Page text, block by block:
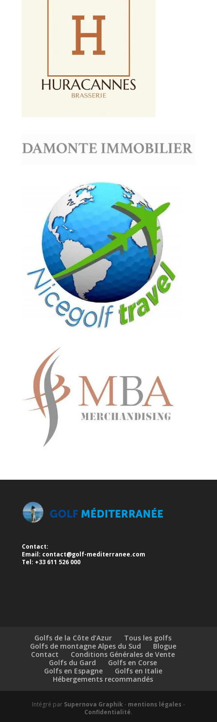
Contact:
Email: contact@golf-mediterranee.com
Tel: +33 611 526 000
Golfs de la Côte d’Azur
Tous les golfs
Golfs de montagne Alpes du Sud
Blogue
Contact
Conditions Générales de Vente
Golfs du Gard
Golfs en Corse
Golfs en Espagne
Golfs en Italie
Hébergements recommandés
Intégré par Supernova Graphik - mentions légales -
Confidentialité.